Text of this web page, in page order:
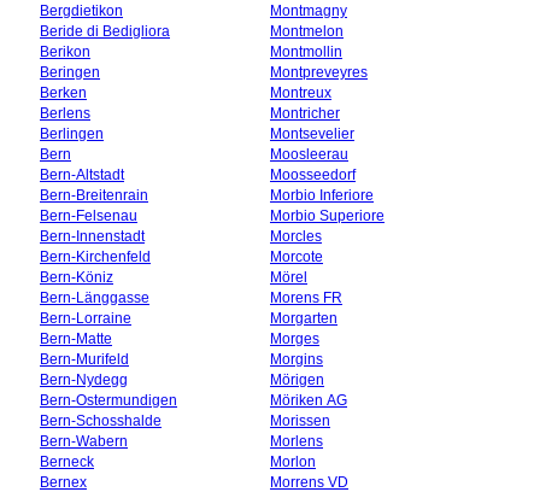
Bergdietikon
Beride di Bedigliora
Berikon
Beringen
Berken
Berlens
Berlingen
Bern
Bern-Altstadt
Bern-Breitenrain
Bern-Felsenau
Bern-Innenstadt
Bern-Kirchenfeld
Bern-Köniz
Bern-Länggasse
Bern-Lorraine
Bern-Matte
Bern-Murifeld
Bern-Nydegg
Bern-Ostermundigen
Bern-Schosshalde
Bern-Wabern
Berneck
Bernex
Montmagny
Montmelon
Montmollin
Montpreveyres
Montreux
Montricher
Montsevelier
Moosleerau
Moosseedorf
Morbio Inferiore
Morbio Superiore
Morcles
Morcote
Mörel
Morens FR
Morgarten
Morges
Morgins
Mörigen
Möriken AG
Morissen
Morlens
Morlon
Morrens VD